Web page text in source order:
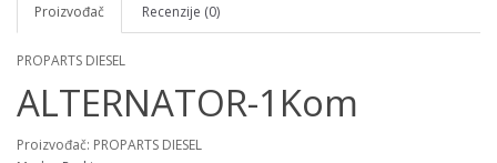
Proizvođač Recenzije (0)
PROPARTS DIESEL
ALTERNATOR-1Kom
Proizvođač: PROPARTS DIESEL